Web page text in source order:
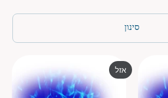
סינון
אזל